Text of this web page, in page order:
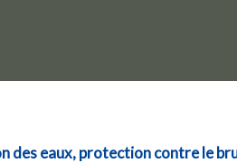
eaux, protection contre le